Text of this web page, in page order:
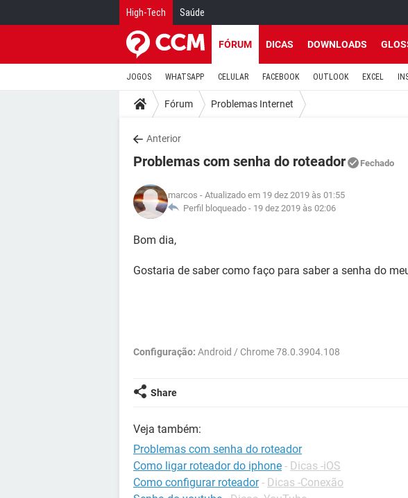
High-Tech Saúde
FÓRUM DICAS DOWNLOADS
JOGOS WHATSAPP CELULAR FACEBOOK OUTLOOK EXCEL
Fórum Problemas Internet
Anterior
Problemas com senha do roteador Fechado
marcos - Atualizado em 19 dez 2019 às 01:55
Perfil bloqueado - 19 dez 2019 às 02:06
Bom dia,
Gostaria de saber como faço para saber a senha do
Configuração: Android / Chrome 78.0.3904.108
Share
Veja também:
Problemas com senha do roteador
Como ligar roteador do iphone - Dicas -iOS
Como configurar roteador - Dicas -Conexão